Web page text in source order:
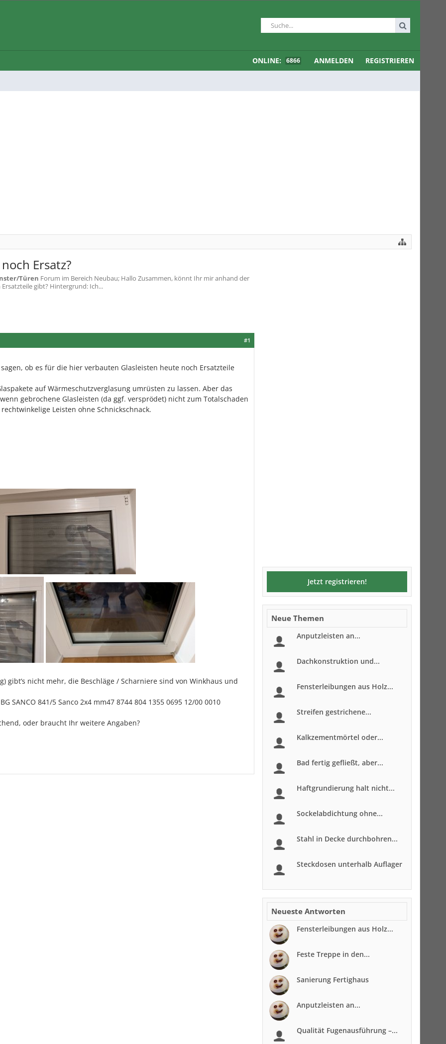
ONLINE: 6866 ANMELDEN REGISTRIEREN
Ersatz?
Türen Forum im Bereich Neubau; Hallo Zusammen, könnt Ihr mir anhand der
gibt? Hintergrund: Ich...
#1
ob es für die hier verbauten Glasleisten heute noch Ersatzteile
auf Wärmeschutzverglasung umrüsten zu lassen. Aber das
gebrochene Glasleisten (da ggf. versprödet) nicht zum Totalschaden
Leisten ohne Schnickschnack.
gibt’s nicht mehr, die Beschläge / Scharniere sind von Winkhaus und
SANCO 841/5 Sanco 2x4 mm47 8744 804 1355 0695 12/00 0010
oder braucht Ihr weitere Angaben?
Jetzt registrieren!
Neue Themen
Anputzleisten an...
Dachkonstruktion und...
Fensterleibungen aus Holz...
Streifen gestrichene...
Kalkzementmörtel oder...
Bad fertig gefließt, aber...
Haftgrundierung halt nicht...
Sockelabdichtung ohne...
Stahl in Decke durchbohren...
Steckdosen unterhalb Auflager
Neueste Antworten
Fensterleibungen aus Holz...
Feste Treppe in den...
Sanierung Fertighaus
Anputzleisten an...
Qualität Fugenausführung –...